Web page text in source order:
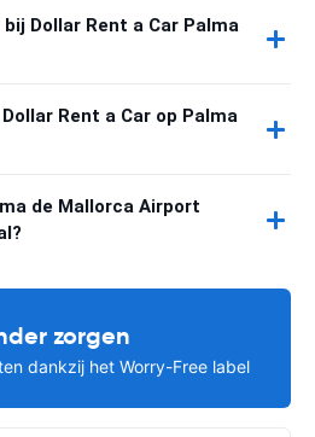
Dollar Rent a Car Palma
Rent a Car op Palma
de Mallorca Airport
zorgen
dankzij het Worry-Free label